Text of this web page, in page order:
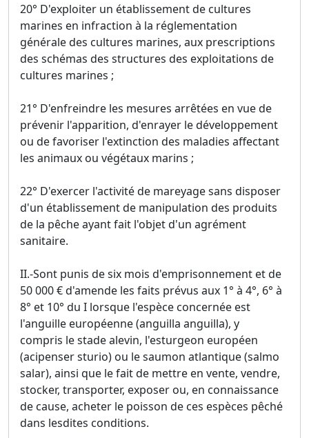
20° D'exploiter un établissement de cultures
marines en infraction à la réglementation
générale des cultures marines, aux prescriptions
des schémas des structures des exploitations de
cultures marines ;
21° D'enfreindre les mesures arrêtées en vue de
prévenir l'apparition, d'enrayer le développement
ou de favoriser l'extinction des maladies affectant
les animaux ou végétaux marins ;
22° D'exercer l'activité de mareyage sans disposer
d'un établissement de manipulation des produits
de la pêche ayant fait l'objet d'un agrément
sanitaire.
II.-Sont punis de six mois d'emprisonnement et de
50 000 € d'amende les faits prévus aux 1° à 4°, 6° à
8° et 10° du I lorsque l'espèce concernée est
l'anguille européenne (anguilla anguilla), y
compris le stade alevin, l'esturgeon européen
(acipenser sturio) ou le saumon atlantique (salmo
salar), ainsi que le fait de mettre en vente, vendre,
stocker, transporter, exposer ou, en connaissance
de cause, acheter le poisson de ces espèces pêché
dans lesdites conditions.